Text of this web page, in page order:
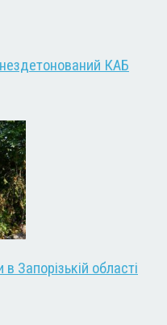
КАБ
Запорізькій області